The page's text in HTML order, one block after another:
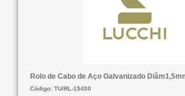
Rolo de Cabo de Aço Galvanizado
Código: TU/RL-15400